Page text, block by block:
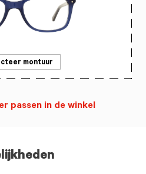
montuur
passen in de winkel